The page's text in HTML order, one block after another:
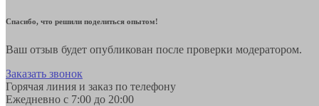
Спасибо, что решили поделиться опытом!
Ваш отзыв будет опубликован после проверки модератором.
Заказать звонок
Горячая линия и заказ по телефону
Ежедневно с 7:00 до 20:00